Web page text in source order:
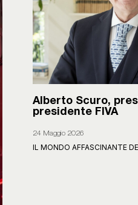
Alberto Scuro,
presidente FIVA
24 Maggio 2026
IL MONDO AFFASCINANTE